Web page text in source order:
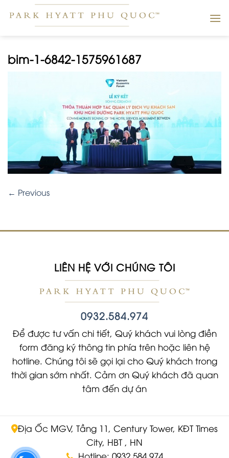
bim-1-6842-1575961687
← Previous
LIÊN HỆ VỚI CHÚNG TÔI
0932.584.974
Để được tư vấn chi tiết, Quý khách vui lòng điền
form đăng ký thông tin phía trên hoặc liên hệ
hotline. Chúng tôi sẽ gọi lại cho Quý khách trong
thời gian sớm nhất. Cảm ơn Quý khách đã quan
tâm đến dự án
Địa Ốc MGV, Tầng 11, Century Tower, KĐT Times
City, HBT , HN